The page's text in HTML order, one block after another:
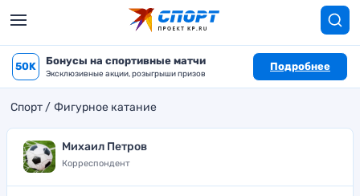
50K Бонусы на спортивные матчи
Эксклюзивные акции, розыгрыши призов
Подробнее
Спорт Фигурное катание
Михаил Петров
Корреспондент